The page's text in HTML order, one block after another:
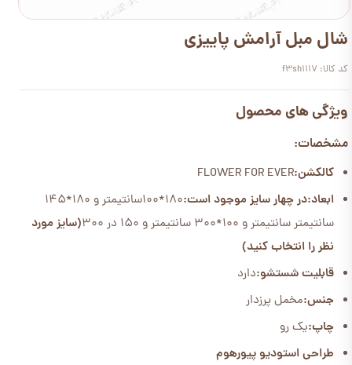
شال مبل آرامش پاییزی
کد کالا: f3sh1117
ویژگی های محصول
مشخصات:
کالکشن:FLOWER FOR EVER
ابعاد:در چهار سایز موجود است:
180*100سانتیمتر و 180*145
سانتیمتر سانتیمتر و 100*300 سانتیمتر و 150 در 300
(سایز مورد
نظر را انتخاب کنید)
قابلیت شستشو:دارد
جنس:مخمل پرزدار
چاپ:یک رو
طراحی استودیو پیورهوم